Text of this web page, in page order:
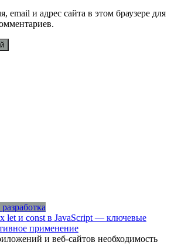
email и адрес сайта в этом браузере для
let и const в JavaScript — ключевые
применение
и веб-сайтов необходимость